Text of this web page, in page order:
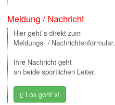
Meldung / Nachricht
Hier geht`s direkt zum
Meldungs- / Nachrichtenformular.
Ihre Nachricht geht
an beide sportlichen Leiter.
Los geht`s!